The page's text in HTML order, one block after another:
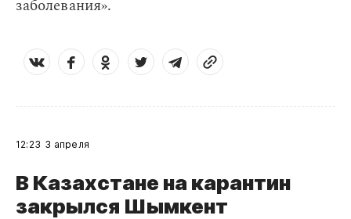
заболевания».
12:23 3 апреля
В Казахстане на карантин
закрылся Шымкент